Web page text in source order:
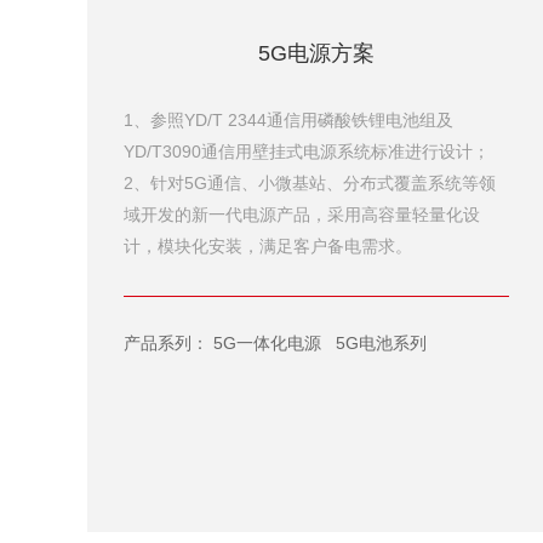
5G电源方案
1、参照YD/T 2344通信用磷酸铁锂电池组及
YD/T3090通信用壁挂式电源系统标准进行设计；
2、针对5G通信、小微基站、分布式覆盖系统等领
域开发的新一代电源产品，采用高容量轻量化设
计，模块化安装，满足客户备电需求。
产品系列： 5G一体化电源 5G电池系列